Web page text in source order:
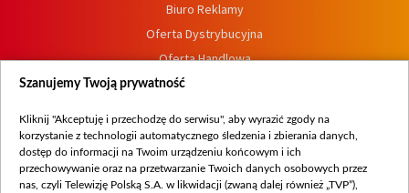
Biuro Reklamy
Oferta Dystrybucyjna
Oferta Handlowa
Dostępność
Procedura zgłoszeń wewnętrznych
Szanujemy Twoją prywatność
Kliknij "Akceptuję i przechodzę do serwisu", aby wyrazić zgody na
korzystanie z technologii automatycznego śledzenia i zbierania danych,
dostęp do informacji na Twoim urządzeniu końcowym i ich
przechowywanie oraz na przetwarzanie Twoich danych osobowych przez
nas, czyli Telewizję Polską S.A. w likwidacji (zwaną dalej również „TVP”),